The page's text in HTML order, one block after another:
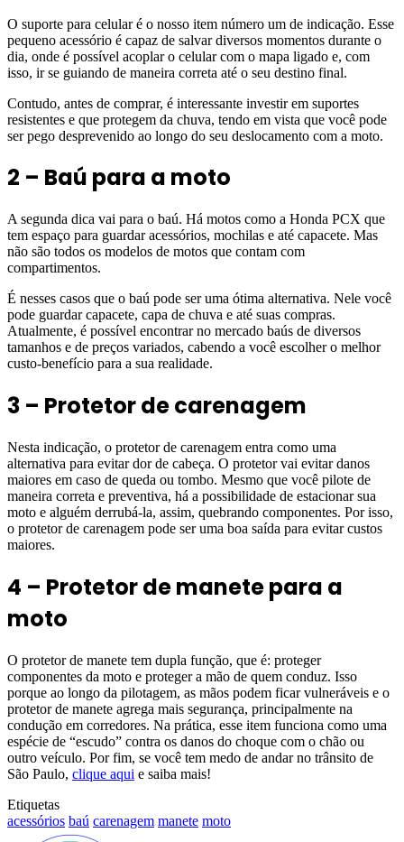
O suporte para celular é o nosso item número um de indicação. Esse
pequeno acessório é capaz de salvar diversos momentos durante o
dia, onde é possível acoplar o celular com o mapa ligado e, com
isso, ir se guiando de maneira correta até o seu destino final.
Contudo, antes de comprar, é interessante investir em suportes
resistentes e que protegem da chuva, tendo em vista que você pode
ser pego desprevenido ao longo do seu deslocamento com a moto.
2 – Baú para a moto
A segunda dica vai para o baú. Há motos como a Honda PCX que
tem espaço para guardar acessórios, mochilas e até capacete. Mas
não são todos os modelos de motos que contam com
compartimentos.
É nesses casos que o baú pode ser uma ótima alternativa. Nele você
pode guardar capacete, capa de chuva e até suas compras.
Atualmente, é possível encontrar no mercado baús de diversos
tamanhos e de preços variados, cabendo a você escolher o melhor
custo-benefício para a sua realidade.
3 – Protetor de carenagem
Nesta indicação, o protetor de carenagem entra como uma
alternativa para evitar dor de cabeça. O protetor vai evitar danos
maiores em caso de queda ou tombo. Mesmo que você pilote de
maneira correta e preventiva, há a possibilidade de estacionar sua
moto e alguém derrubá-la, assim, quebrando componentes. Por isso,
o protetor de carenagem pode ser uma boa saída para evitar custos
maiores.
4 – Protetor de manete para a
moto
O protetor de manete tem dupla função, que é: proteger
componentes da moto e proteger a mão de quem conduz. Isso
porque ao longo da pilotagem, as mãos podem ficar vulneráveis e o
protetor de manete agrega mais segurança, principalmente na
condução em corredores. Na prática, esse item funciona como uma
espécie de “escudo” contra os danos do choque com o chão ou
outro veículo. Por fim, se você tem medo de andar no trânsito de
São Paulo, clique aqui e saiba mais!
Etiquetas
acessórios baú carenagem manete moto